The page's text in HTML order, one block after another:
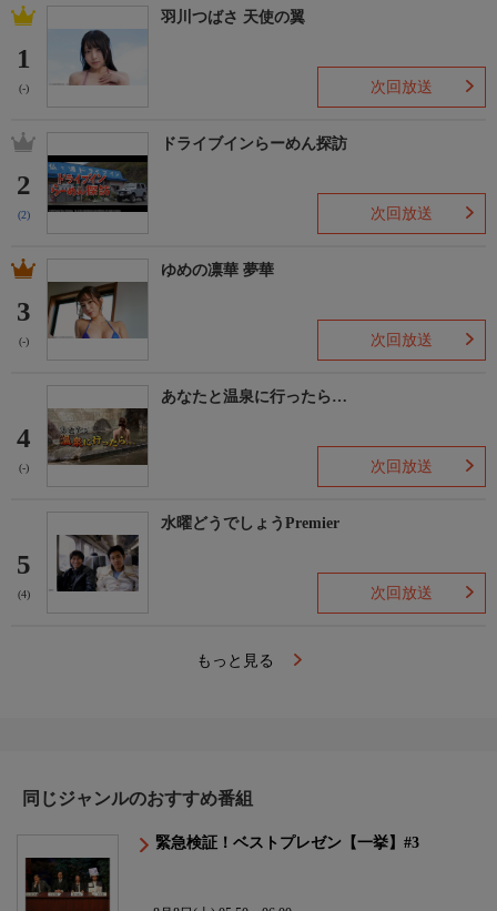
1
(-)
羽川つばさ 天使の翼
次回放送
2
(2)
ドライブインらーめん探訪
次回放送
3
(-)
ゆめの凛華 夢華
次回放送
4
(-)
あなたと温泉に行ったら…
次回放送
5
(4)
水曜どうでしょうPremier
次回放送
もっと見る
同じジャンルのおすすめ番組
緊急検証！ベストプレゼン【一挙】#3